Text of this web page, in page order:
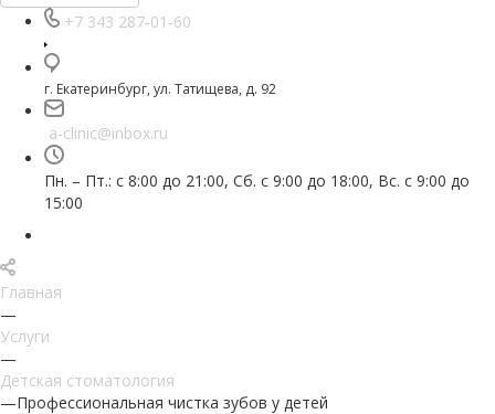
+7 343 287-01-60
г. Екатеринбург, ул. Татищева, д. 92
a-clinic@inbox.ru
Пн. – Пт.: с 8:00 до 21:00, Сб. с 9:00 до 18:00, Вс. с 9:00 до
15:00
Главная
—
Услуги
—
Детская стоматология
—Профессиональная чистка зубов у детей